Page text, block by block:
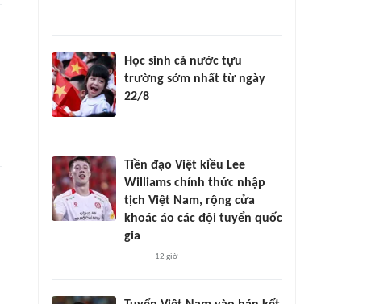
Học sinh cả nước tựu
trường sớm nhất từ ngày
22/8
Tiền đạo Việt kiều Lee
Williams chính thức nhập
tịch Việt Nam, rộng cửa
khoác áo các đội tuyển quốc
gia
12 giờ